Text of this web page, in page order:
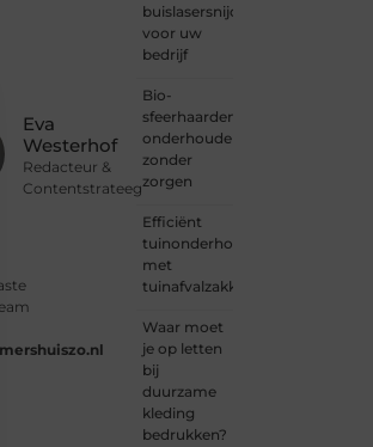
Eva
Westerhof
Redacteur &
Contentstrateeg
buislasersnijden
voor uw
bedrijf
Bio-
sfeerhaarden
onderhouden
zonder
zorgen
Efficiënt
tuinonderhoud
met
tuinafvalzakken
Waar moet
je op letten
bij
duurzame
kleding
bedrukken?